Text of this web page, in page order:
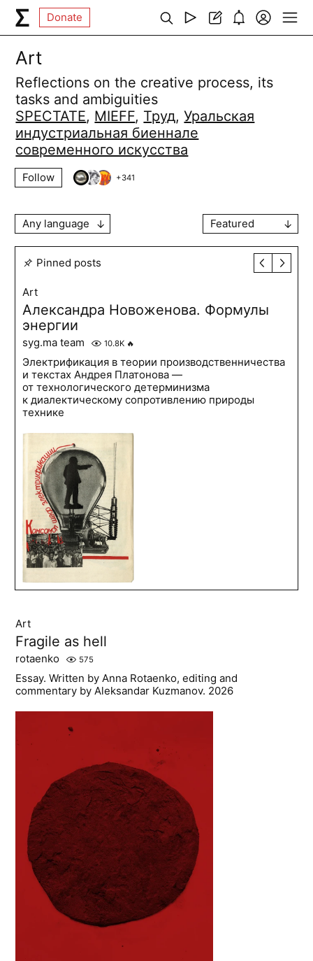
Donate
Art
Reflections on the creative process, its
tasks and ambiguities
SPECTATE, MIEFF, Труд,Уральская
индустриальная биеннале
современного искусства
Follow +341
Any language Featured
Pinned posts
Art
Александра Новоженова. Формулы
энергии
syg.ma team 10.8K 🔥
Электрификация в теории производственничества
и текстах Андрея Платонова —
от технологического детерминизма
к диалектическому сопротивлению природы
технике
Art
Fragile as hell
rotaenko 575
Essay. Written by Anna Rotaenko, editing and
commentary by Aleksandar Kuzmanov. 2026